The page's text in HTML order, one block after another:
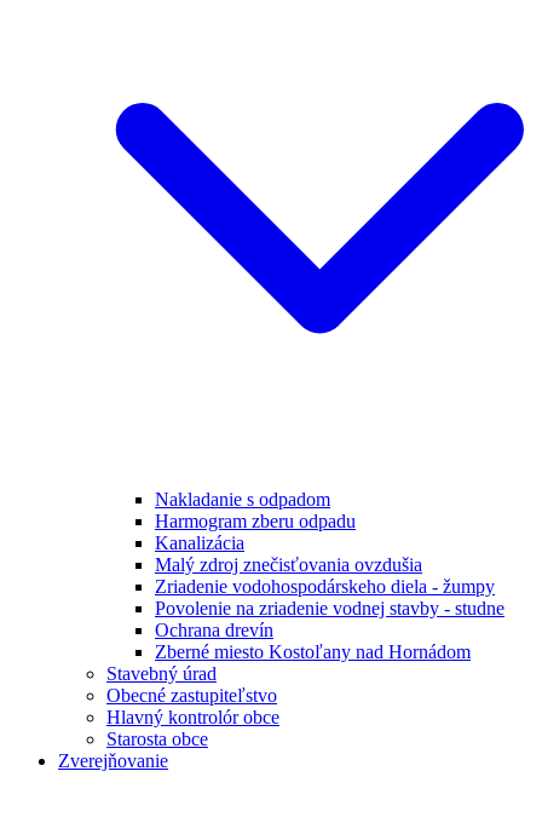
Nakladanie s odpadom
Harmogram zberu odpadu
Kanalizácia
Malý zdroj znečisťovania ovzdušia
Zriadenie vodohospodárskeho diela - žumpy
Povolenie na zriadenie vodnej stavby - studne
Ochrana drevín
Zberné miesto Kostoľany nad Hornádom
Stavebný úrad
Obecné zastupiteľstvo
Hlavný kontrolór obce
Starosta obce
Zverejňovanie